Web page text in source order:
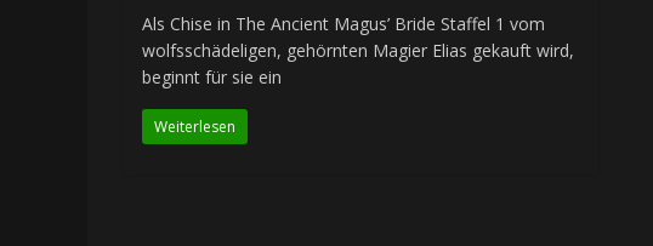
Als Chise in The Ancient Magus’ Bride Staffel 1 vom
wolfsschädeligen, gehörnten Magier Elias gekauft wird,
beginnt für sie ein
Weiterlesen